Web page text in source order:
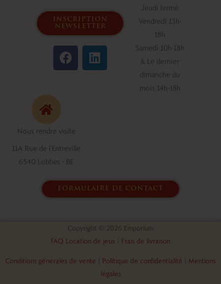
inscription
newsletter
F
a
c
k
L
i
n
Jeudi fermé
Vendredi 13h-
18h
Samedi 10h-18h
& Le dernier
dimanche du
mois 14h-18h
Nous rendre visite
11A Rue de l'Entreville
6540 Lobbes - BE
formulaire de contact
Copyright © 2026 Emporium
FAQ Location de jeux
Frais de livraison
Conditions générales de vente Politique de confidentialité
Mentions
légales